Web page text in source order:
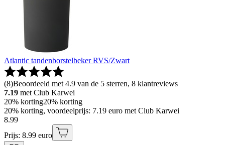
Atlantic tandenborstelbeker RVS/Zwart
(8)Beoordeeld met 4.9 van de 5 sterren, 8 klantreviews
7.19 met Club Karwei
20% korting20% korting
20% korting, voordeelprijs: 7.19 euro met Club Karwei
8.99
Prijs: 8.99 euro